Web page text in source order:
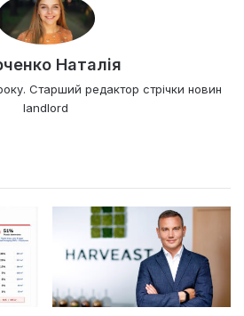
Наталія
Старший редактор стрічки новин
landlord